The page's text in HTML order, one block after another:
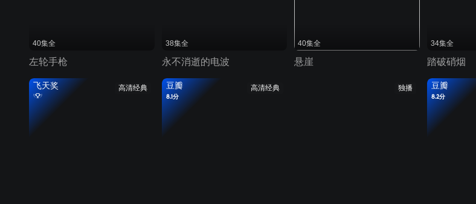
40集全
左轮手枪
38集全
永不消逝的电波
40集全
悬崖
34集全
踏破硝烟
高清经典
飞天奖 高清经典
豆瓣
8.1分
独播 豆瓣
8.2分